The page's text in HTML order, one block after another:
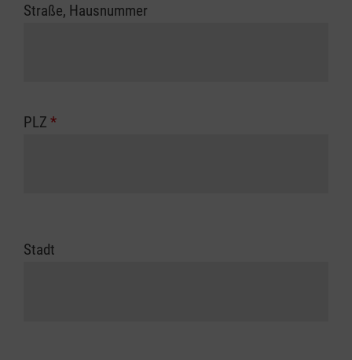
Straße, Hausnummer
PLZ *
Stadt